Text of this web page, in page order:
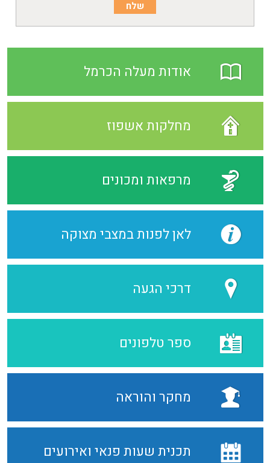
אודות מעלה הכרמל
מחלקות אשפוז
מרפאות ומכונים
לאן לפנות במצבי מצוקה
דרכי הגעה
ספר טלפונים
מחקר והוראה
תכנית שעות פנאי ואירועים